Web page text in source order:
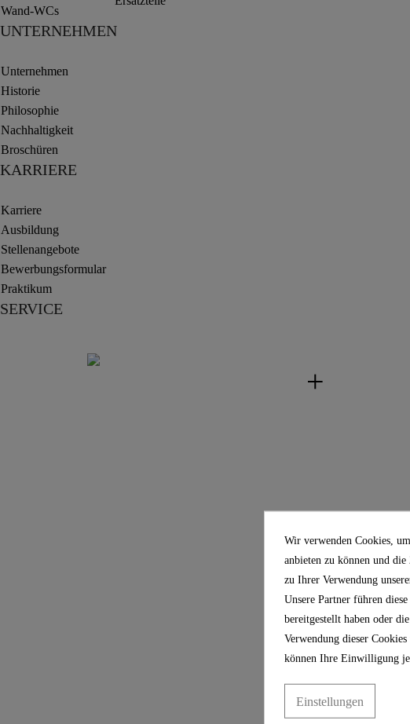
Wand-WCs
UNTERNEHMEN
Unternehmen
Historie
Philosophie
Nachhaltigkeit
Broschüren
KARRIERE
Karriere
Ausbildung
Stellenangebote
Bewerbungsformular
Praktikum
SERVICE
Wir verwenden Cookies,
anbieten zu können und
zu Ihrer Verwendung
Unsere Partner führen
bereitgestellt haben oder
Verwendung dieser
können Ihre Einwilligung
Einstellungen